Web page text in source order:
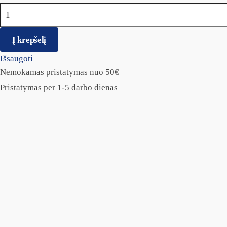
Į krepšelį
Išsaugoti
Nemokamas pristatymas nuo 50€
Pristatymas per 1-5 darbo dienas